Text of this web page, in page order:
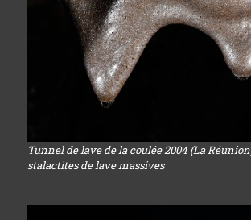
Tunnel de lave de la coulée 2004 (La
stalactites de lave massives